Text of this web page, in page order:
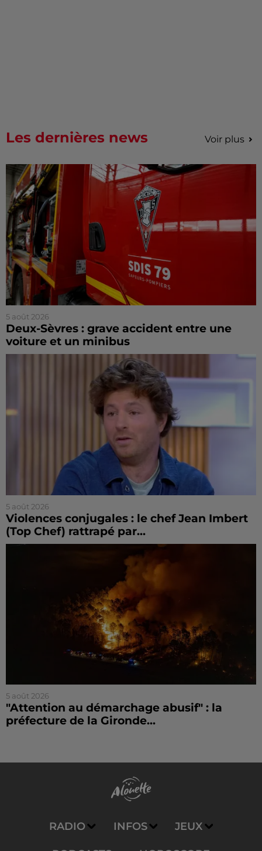
Les dernières news Voir plus
5 août 2026
Deux-Sèvres : grave accident entre une
voiture et un minibus
5 août 2026
Violences conjugales : le chef Jean Imbert
(Top Chef) rattrapé par...
5 août 2026
"Attention au démarchage abusif" : la
préfecture de la Gironde...
RADIO INFOS JEUX